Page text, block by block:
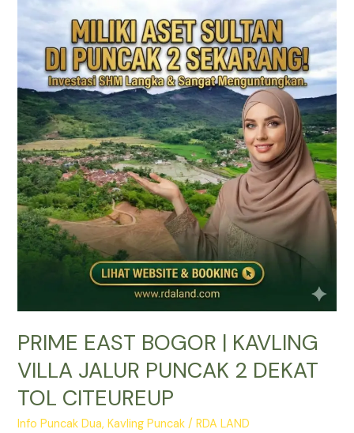
PRIME EAST BOGOR | KAVLING
VILLA JALUR PUNCAK 2 DEKAT
TOL CITEUREUP
Info Puncak Dua,Kavling Puncak /RDA LAND
EAST
BOGOR
KAVLING
VILLA
JALUR
PUNCAK
2
DEKAT
TOL
CITEUREUP